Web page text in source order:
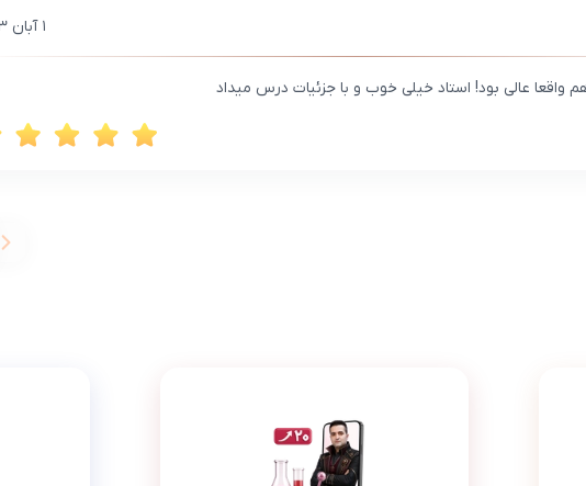
۱ آبان ۱۴۰۳
واقعا عالی بود! استاد خیلی خوب و با جزئیات درس میداد